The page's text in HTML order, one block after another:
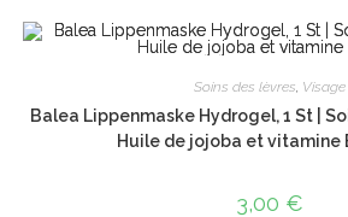
Soins des lèvres, Visage
Balea Lippenmaske Hydrogel, 1 St |
Huile de jojoba et vitamine
3,00 €